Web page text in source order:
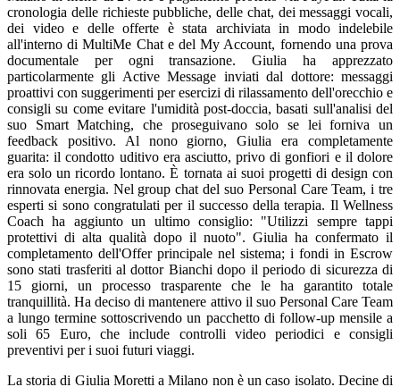
cronologia delle richieste pubbliche, delle chat, dei messaggi vocali,
dei video e delle offerte è stata archiviata in modo indelebile
all'interno di MultiMe Chat e del My Account, fornendo una prova
documentale per ogni transazione. Giulia ha apprezzato
particolarmente gli Active Message inviati dal dottore: messaggi
proattivi con suggerimenti per esercizi di rilassamento dell'orecchio e
consigli su come evitare l'umidità post-doccia, basati sull'analisi del
suo Smart Matching, che proseguivano solo se lei forniva un
feedback positivo. Al nono giorno, Giulia era completamente
guarita: il condotto uditivo era asciutto, privo di gonfiori e il dolore
era solo un ricordo lontano. È tornata ai suoi progetti di design con
rinnovata energia. Nel group chat del suo Personal Care Team, i tre
esperti si sono congratulati per il successo della terapia. Il Wellness
Coach ha aggiunto un ultimo consiglio: "Utilizzi sempre tappi
protettivi di alta qualità dopo il nuoto". Giulia ha confermato il
completamento dell'Offer principale nel sistema; i fondi in Escrow
sono stati trasferiti al dottor Bianchi dopo il periodo di sicurezza di
15 giorni, un processo trasparente che le ha garantito totale
tranquillità. Ha deciso di mantenere attivo il suo Personal Care Team
a lungo termine sottoscrivendo un pacchetto di follow-up mensile a
soli 65 Euro, che include controlli video periodici e consigli
preventivi per i suoi futuri viaggi.
La storia di Giulia Moretti a Milano non è un caso isolato. Decine di